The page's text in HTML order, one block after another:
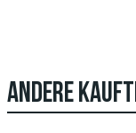
ANDERE